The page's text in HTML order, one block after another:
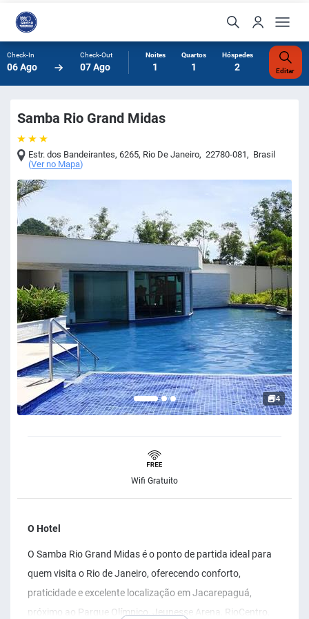
Check-In
06 Ago
Check-Out
07 Ago
Noites
1
Quartos
1
Hóspedes
2 Editar
Samba Rio Grand Midas
Estr. dos Bandeirantes, 6265, Rio De Janeiro, 22780-081, Brasil
(Ver no Mapa)
4
Wifi Gratuito
O Hotel
O Samba Rio Grand Midas é o ponto de partida ideal para
quem visita o Rio de Janeiro, oferecendo conforto,
praticidade e excelente localização em Jacarepaguá,
próximo ao Parque Olímpico, Jeunesse Arena, RioCentro,